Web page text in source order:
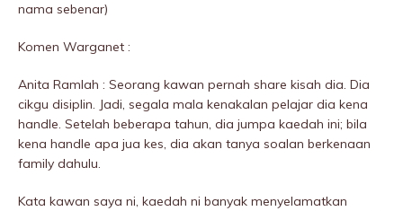
nama sebenar)
Komen Warganet :
Anita Ramlah : Seorang kawan pernah share kisah dia. Dia
cikgu disiplin. Jadi, segala mala kenakalan pelajar dia kena
handle. Setelah beberapa tahun, dia jumpa kaedah ini; bila
kena handle apa jua kes, dia akan tanya soalan berkenaan
family dahulu.
Kata kawan saya ni, kaedah ni banyak menyelamatkan